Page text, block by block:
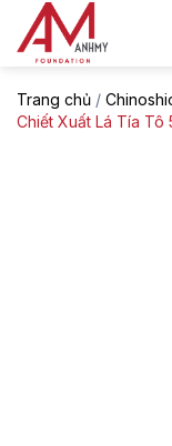
content
Trang chủ /
Chiết Xuất Lá Tía Tô